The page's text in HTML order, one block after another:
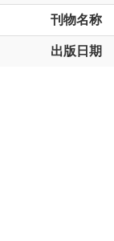
刊物名称
出版日期